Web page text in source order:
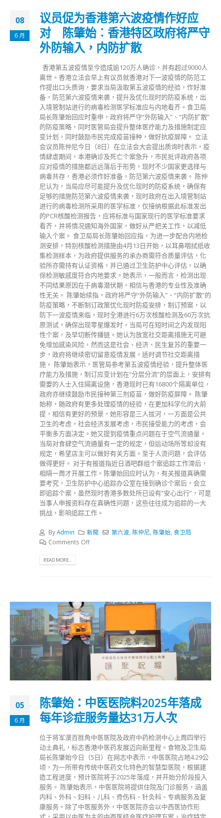
08
6 月
议员促为香港第六波疫情作好应
对 陈肇始︰香港特区政府将严守
外防输入，内防扩散
香港第五波疫情至今造成逾120万人确诊，并有超过9000人
离世。香港立法会早上有议员就香港对下一波疫情的防范工
作提出口头质询，要求当局汲取第五波疫情的经验，作好准
备，防范第六波疫情来袭，提升及优化现时的防疫系统，出
入境管制站进行的病毒检测医学标准应与内地看齐。食卫局
局长陈肇始回应时重申，政府将严守“外防输入”、“内防扩散”
的防疫策略，同时医管局会提升整体医疗能力及措施制定应
变计划，同时鼓励市民完成疫苗接种，做好抗疫屏障。 立法
会议员陈仲尼今日（8日）在立法会大会提出质询时表示，疫
情肆虐期间，本港确诊及死亡个案急升，市民批评政府各项
应对疫情的措施都远远落后于形势，现时不少国家更选择与
病毒共存，香港必须作好准备，防范第六波疫情来袭。 陈仲
尼认为，当局应尽可能提升及优化现时的防疫系统，确保有
足够的措施防范第六波疫情来袭，现时政府在出入境管制站
进行的病毒检测所采用的医学标准，仅接纳根据此标准发出
的PCR核酸检测报告，应将标准与国家现行的医学标准要求
看齐，并将情况通知海外国家，做好从严把关工作，以减低
输入个案。 食卫局局长陈肇始回应指，为进一步配合内地检
测安排，特别核酸检测措施由4月13日开始，以耳鼻咽拭纸收
集检测样本，为政府提供服务的承办商需符合质量评估，化
验所亦需持有认证资格，并已通过卫生防护中心评估，以确
保检测敏感度符合内地要求。她表示，一般而言，检测出现
不同结果原因在于病毒潜伏期，相信与香港的专业性及准确
性无关。 陈肇始续指，政府将严守“外防输入”、“内防扩散”的
防疫策略，不断制订政策优化现时防疫安排，制订预案，以
防下一波疫情来临，现时全港进行6万次核酸检测及60万次抗
原测试，确保出现零星爆发时，当局可在短时间之内发现阳
性个案，及早切断传播链。她认为放宽社交距离措施无可避
免增加感染风险，然而这是社会、经济、民生复苏的重要一
步，政府将继续密切留意疫情发展，适时调节社交距离措
施。 陈肇始表示，医管局参考第五波疫情经验，提升整体医
疗能力及措施，制订应变计划在“分层分流”的层面上，安排有
需要的人士入住隔离设施，香港现时已有16800个隔离单位，
政府亦继续鼓励市民接种第三剂疫苗，做好防疫屏障。 陈肇
始称，随政府有更多处理疫情的经验，在更加科学化的大前
提，相信有更好的预景，她形容是三人拔河，一方面是公共
卫生的考虑，社会经济发展考虑，市民接受能力的考虑，会
平衡多方面决定。她又提到疫情重点问题在于空气流通量，
当局对食肆空气流通量有一定的规定，但运动场所等却没有
规定，希望店主可以做好有关方面。至于人流问题，会评估
做得更好。 对于有报道指近日酒吧群组个案追踪工作滞后，
相隔一周才开展工作。陈肇始回应时认为，有关报道真确需
要考究，卫生防护中心追踪办公室在接到确诊个案后，会立
即追踪个案，虽然现时香港多数处所已设有“安心出行”，可是
当事人申报资料存在真确性问题，这些往往成为追踪的一大
挑战，影响追踪工作。
ByAdmin 新聞 第六波 陈仲尼 陈肇始 ,食卫局
Comments Off
READ MORE...
05
6 月
陈肇始：中医医院料2025年落成
每年诊症服务量达31万人次
位于将军澳百胜角中医医院及政府中药检测中心上周四举行
动土典礼，标志香港中医药发展迈向新里程。食物及卫生局
局长陈肇始今日（5日）在网志中表示，中医医院占地4.29公
顷，为一所带有传统中医药文化特色的智慧型医院，根据建
造工程进度，预计医院将于2025年落成，并开始分阶段投入
服务。 陈肇始表示，中医医院将提供住院及门诊服务，涵盖
内科、外科、妇科、儿科、骨伤科、针灸科、专病服务及复
康服务。除了中医服务外，中医医院亦会以中西医协作形